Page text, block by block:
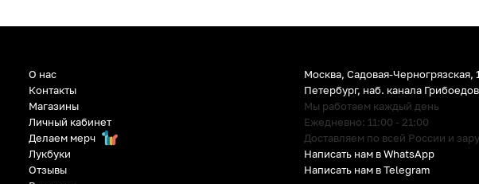
О нас
Контакты
Магазины
Личный кабинет
Делаем мерч
Лукбуки
Отзывы
Москва, Садовая-Черногрязская,
Петербург, наб. канала
Мы работаем каждый день
Ежедневно: 11:00 - 21:00
Доставляем по всей России и
Написать нам в WhatsApp
Написать нам в Telegram